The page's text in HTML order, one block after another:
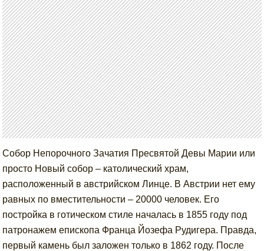
Собор Непорочного Зачатия Пресвятой Девы Марии или
просто Новый собор – католический храм,
расположенный в австрийском Линце. В Австрии нет ему
равных по вместительности – 20000 человек. Его
постройка в готическом стиле началась в 1855 году под
патронажем епископа Франца Йозефа Рудигера. Правда,
первый камень был заложен только в 1862 году. После